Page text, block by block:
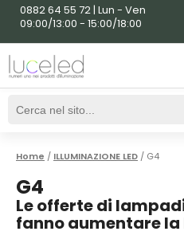
0882 64 55 72 | Lun - Ven
09:00/13:00 - 15:00/18:00
Home / ILLUMINAZIONE LED / G4
G4
Le offerte di
fanno aumentare